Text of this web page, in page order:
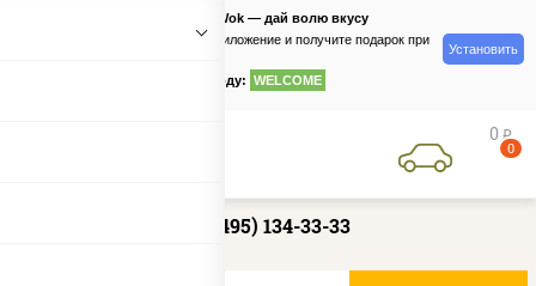
PizzaSushiWok — дай волю вкусу
Скачайте приложение и получите подарок при
по промокоду: WELCOME
Установить
0 руб
0
+7 (495) 134-33-33